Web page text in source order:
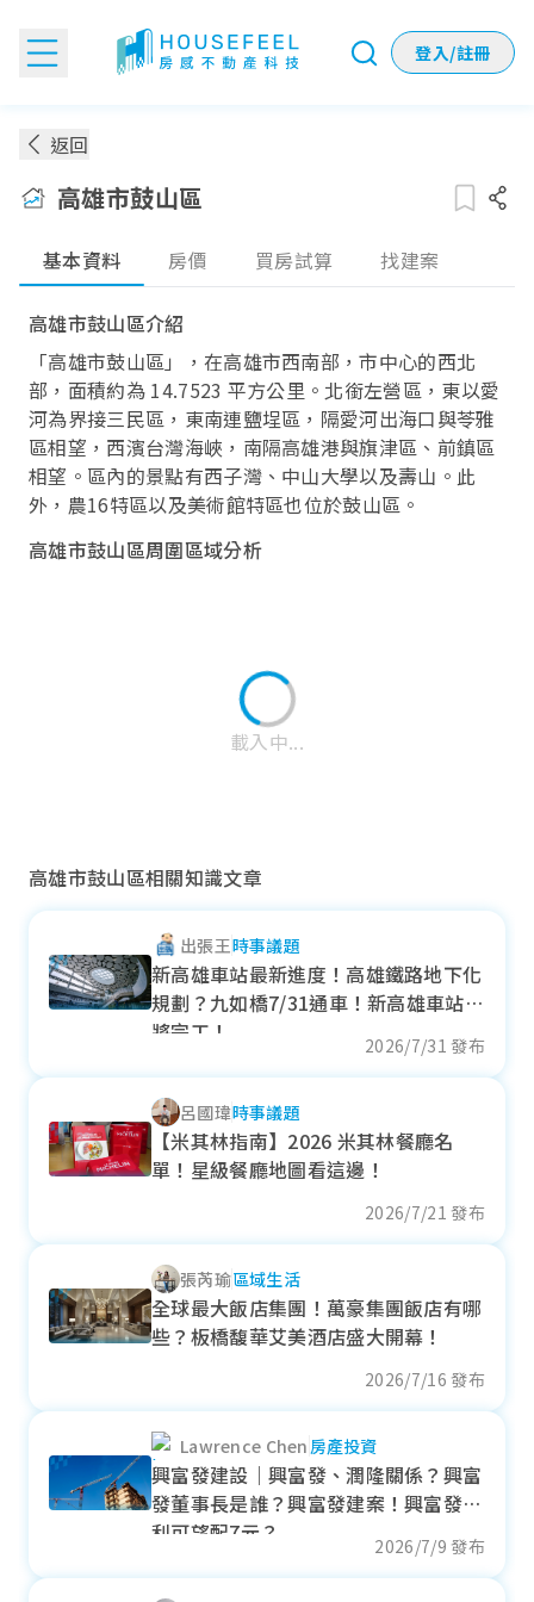
登入/註冊
返回
高雄市鼓山區
基本資料 房價 買房試算 找建案
高雄市鼓山區介紹
「高雄市鼓山區」，在高雄市西南部，市中心的西北
部，面積約為 14.7523 平方公里。北銜左營區，東以愛
河為界接三民區，東南連鹽埕區，隔愛河出海口與苓雅
區相望，西濱台灣海峽，南隔高雄港與旗津區、前鎮區
相望。區內的景點有西子灣、中山大學以及壽山。此
外，農16特區以及美術館特區也位於鼓山區。
高雄市鼓山區周圍區域分析
載入中...
苓雅區
近一年成交單價
各季房價趨勢
近一年成交單價
20.25萬元/坪
三民區
高雄市鼓山區相關知識文章
出張王時事議題
新高雄車站最新進度！高雄鐵路地下化
規劃？九如橋7/31通車！新高雄車站即
將完工！
2026/7/31 發布
呂國瑋時事議題
【米其林指南】2026 米其林餐廳名
單！星級餐廳地圖看這邊！
2026/7/21 發布
張芮瑜區域生活
全球最大飯店集團！萬豪集團飯店有哪
些？板橋馥華艾美酒店盛大開幕！
2026/7/16 發布
Lawrence Chen房產投資
興富發建設｜興富發、潤隆關係？興富
發董事長是誰？興富發建案！興富發股
利可望配7元？
2026/7/9 發布